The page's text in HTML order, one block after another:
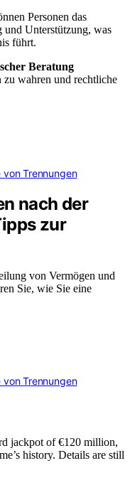
Personen das
und Unterstützung, was
führt.
Beratung
zu wahren und rechtliche
Trennungen
nach der
zur
von Vermögen und
Sie, wie Sie eine
Trennungen
jackpot of €120 million,
history. Details are still